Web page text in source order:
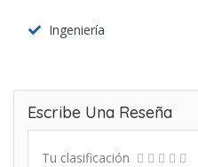
Ingeniería
Escribe Una Reseña
Tu clasificación